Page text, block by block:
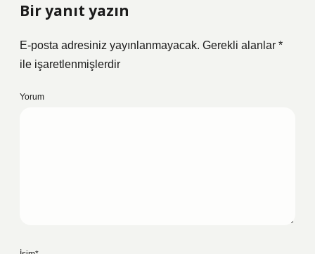
Bir yanıt yazın
E-posta adresiniz yayınlanmayacak. Gerekli alanlar *
ile işaretlenmişlerdir
Yorum